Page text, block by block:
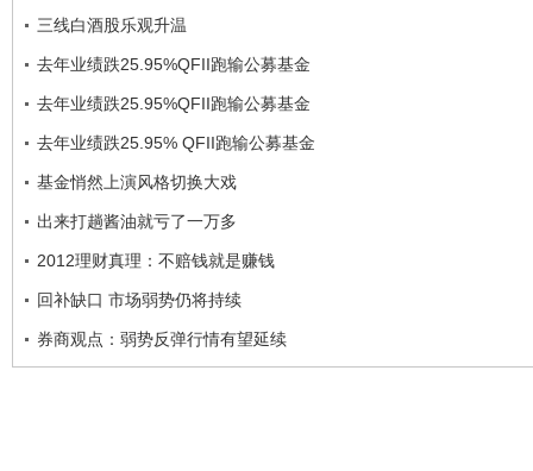
三线白酒股乐观升温
去年业绩跌25.95%QFII跑输公募基金
去年业绩跌25.95%QFII跑输公募基金
去年业绩跌25.95% QFII跑输公募基金
基金悄然上演风格切换大戏
出来打趟酱油就亏了一万多
2012理财真理：不赔钱就是赚钱
回补缺口 市场弱势仍将持续
券商观点：弱势反弹行情有望延续